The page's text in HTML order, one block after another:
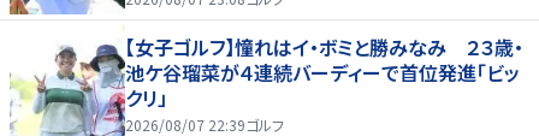
【女子ゴルフ】憧れはイ・ボミと勝みなみ ２３歳・
池ケ谷瑠菜が４連続バーディーで首位発進「ビッ
クリ」
2026/08/07 22:39ゴルフ